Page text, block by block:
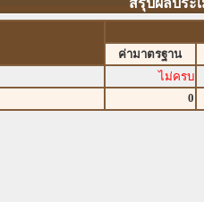
สรุปผลประ
ค่ามาตรฐาน
ไม่ครบ
0